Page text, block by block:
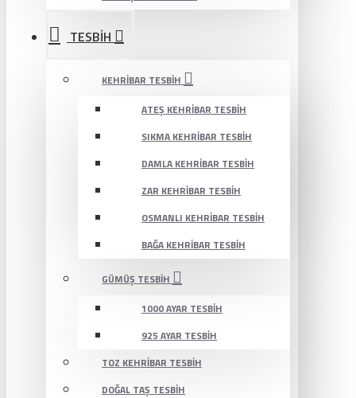
TESBİH
KEHRIBAR TESBIH
ATEŞ KEHRIBAR TESBIH
SIKMA KEHRIBAR TESBIH
DAMLA KEHRIBAR TESBIH
ZAR KEHRIBAR TESBIH
OSMANLI KEHRIBAR TESBIH
BAĞA KEHRIBAR TESBIH
GÜMÜŞ TESBIH
1000 AYAR TESBIH
925 AYAR TESBIH
TOZ KEHRIBAR TESBIH
DOĞAL TAŞ TESBIH